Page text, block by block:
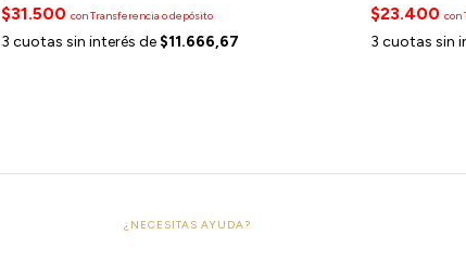
$31.500 conTransferencia o depósito
3 cuotas sin interés de $11.666,67
$23.400 con
3 cuotas sin
¿NECESITAS AYUDA?